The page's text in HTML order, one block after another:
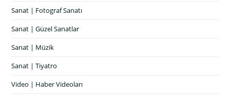
Sanat | Fotograf Sanatı
Sanat | Güzel Sanatlar
Sanat | Müzik
Sanat | Tiyatro
Video | Haber Videoları